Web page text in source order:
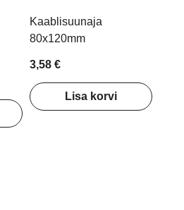
Kaablisuunaja
80x120mm
3,58 €
Lisa korvi